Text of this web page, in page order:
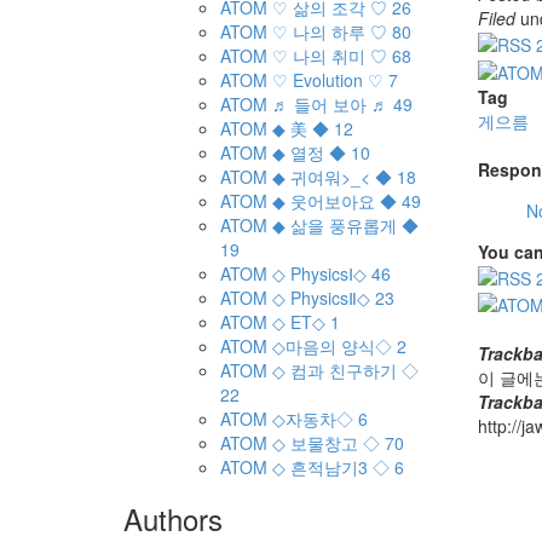
Filed
Tag
게으름
You
이 글에
http://
ATOM ♡ 삶의 조각 ♡ 26
ATOM ♡ 나의 하루 ♡ 80
ATOM ♡ 나의 취미 ♡ 68
ATOM ♡ Evolution ♡ 7
ATOM ♬ 들어 보아 ♬ 49
ATOM ◆ 美 ◆ 12
ATOM ◆ 열정 ◆ 10
ATOM ◆ 귀여워>_< ◆ 18
ATOM ◆ 웃어보아요 ◆ 49
ATOM ◆ 삶을 풍유롭게 ◆
19
ATOM ◇ PhysicsⅠ◇ 46
ATOM ◇ PhysicsⅡ◇ 23
ATOM ◇ ET◇ 1
ATOM ◇마음의 양식◇ 2
ATOM ◇ 컴과 친구하기 ◇
22
ATOM ◇자동차◇ 6
ATOM ◇ 보물창고 ◇ 70
ATOM ◇ 흔적남기3 ◇ 6
Authors